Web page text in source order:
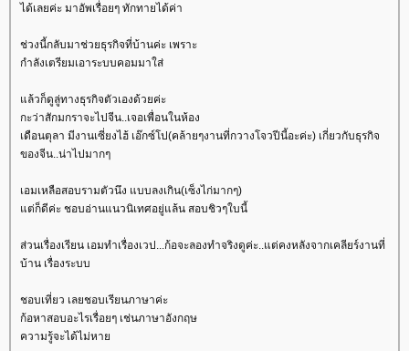
ได้เลยค่ะ มาอัพเรื่อยๆ ทักทายได้ค่า
ช่วงนี้กลับมาช่วยธุรกิจที่บ้านค่ะ เพราะ
กำลังเตรียมเอาระบบคอมมาใส่
ล้วก็ดูลู่ทางธุรกิจตัวเองด้วยค่ะ
กะว่าสักมกราจะไปจีน..เจอเพื่อนในห้อง
เดือนตุลา มีงานเซี่ยงไฮ้ เอ๊กซ์โป(คล้ายๆงานที่กวางโจวปีนี้อะค่ะ) เกี่ยวกับธุรกิจ
ของจีน..น่าไปมากๆ
เอมเหลือสอบรามตัวนึง แบบลงเกิน(เซ็งไก่มากๆ)
ต่ก็ดีค่ะ ชอบอ่านแนวนิเทศอยู่แล้น สอบชิวๆใบนี้
ส่วนเรื่องเรียน เอมทำเรื่องเวป...ก้อจะลองทำจริงดูค่ะ..แต่คงหลังจากเคลียร์งานที่
บ้าน เรื่องระบบ
ชอบเที่ยว เลยชอบเรียนภาษาค่ะ
ก้อหาสอบอะไรเรื่อยๆ เช่นภาษาอังกฤษ
ความรู้จะได้ไม่หา